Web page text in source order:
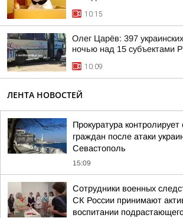
10:15
Олег Царёв: 397
ночью над 15 субъектами
10:09
ЛЕНТА НОВОСТЕЙ
Прокуратура
граждан после атаки
Севастополь
15:09
Сотрудники военных
СК России принимают
воспитании